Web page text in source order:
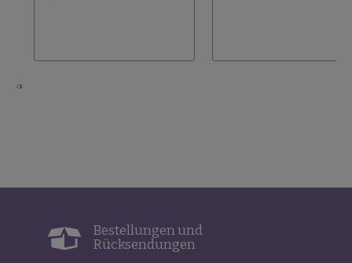
‹›
Bestellungen und
Rücksendungen